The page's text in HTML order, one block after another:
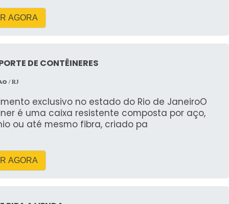
solução eficiente para o descarte de entulhos,
em Jaciara com entrega rápida?
e eficiente de caçambas em Jaciara. Com um
você pode ter a certeza de que suas
e rapidez.
de caçamba em Jaciara com
de resíduos. Entre em contato e descubra como
AGORA
DE CONTÊINERES
/ RJ
exclusivo no estado do Rio de JaneiroO
é uma caixa resistente composta por aço,
ou até mesmo fibra, criado pa
AGORA